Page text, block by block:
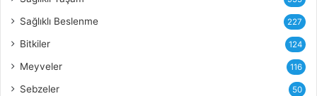
Sağlıklı Beslenme 227
Bitkiler 124
Meyveler 116
Sebzeler 50